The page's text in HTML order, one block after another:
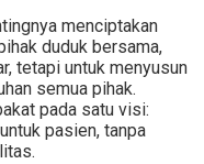
menciptakan
duduk bersama,
tetapi untuk menyusun
semua pihak.
pada satu visi:
pasien, tanpa